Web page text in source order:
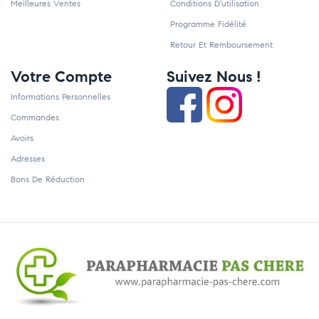
Meilleures Ventes Conditions D'utilisation
Programme Fidélité
Retour Et Remboursement
Votre Compte
Informations Personnelles
Commandes
Avoirs
Adresses
Bons De Réduction
Suivez Nous !